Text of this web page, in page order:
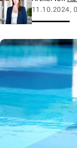
11.10.2024,